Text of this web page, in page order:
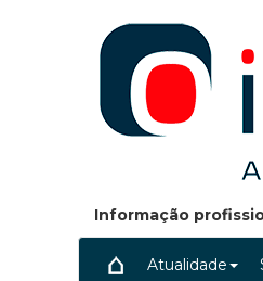
Informação
Atualidade